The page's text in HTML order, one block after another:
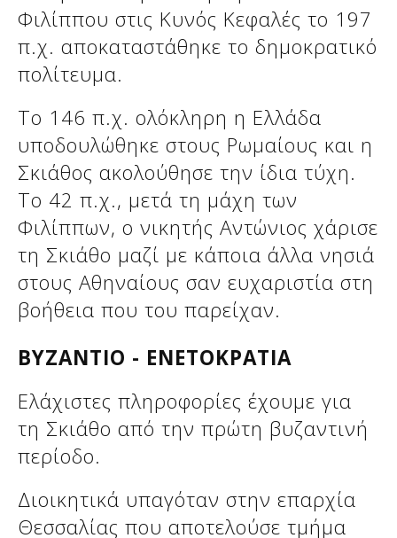
Φιλίππου στις Κυνός Κεφαλές το 197
π.χ. αποκαταστάθηκε το δημοκρατικό
πολίτευμα.
Το 146 π.χ. ολόκληρη η Ελλάδα
υποδουλώθηκε στους Ρωμαίους και η
Σκιάθος ακολούθησε την ίδια τύχη.
Το 42 π.χ., μετά τη μάχη των
Φιλίππων, ο νικητής Αντώνιος χάρισε
τη Σκιάθο μαζί με κάποια άλλα νησιά
στους Αθηναίους σαν ευχαριστία στη
βοήθεια που του παρείχαν.
ΒΥΖΑΝΤΙΟ - ΕΝΕΤΟΚΡΑΤΙΑ
Ελάχιστες πληροφορίες έχουμε για
τη Σκιάθο από την πρώτη βυζαντινή
περίοδο.
Διοικητικά υπαγόταν στην επαρχία
Θεσσαλίας που αποτελούσε τμήμα